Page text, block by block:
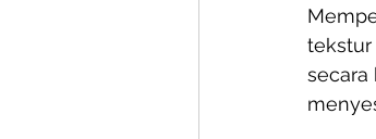
tekstur
secara